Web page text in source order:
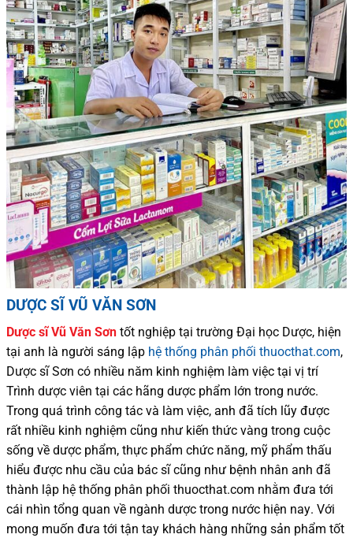
DƯỢC SĨ VŨ VĂN SƠN
Dược sĩVũ Văn Sơn tốt nghiệp tại trường Đại học Dược, hiện
tại anh là người sáng lập hệ thống phân phối thuocthat.com,
Dược sĩSơn có nhiều năm kinh nghiệm làm việc tại vị trí
Trình dược viên tại các hãng dược phẩm lớn trong nước.
Trong quá trình công tác và làm việc, anh đã tích lũy được
rất nhiều kinh nghiệm cũng như kiến thức vàng trong cuộc
sống về dược phẩm, thực phẩm chức năng, mỹ phẩm thấu
hiểu được nhu cầu của bác sĩcũng như bệnh nhân anh đã
thành lập hệ thống phân phối thuocthat.com nhằm đưa tới
cái nhìn tổng quan về ngành dược trong nước hiện nay. Với
mong muốn đưa tới tận tay khách hàng những sản phẩm tốt